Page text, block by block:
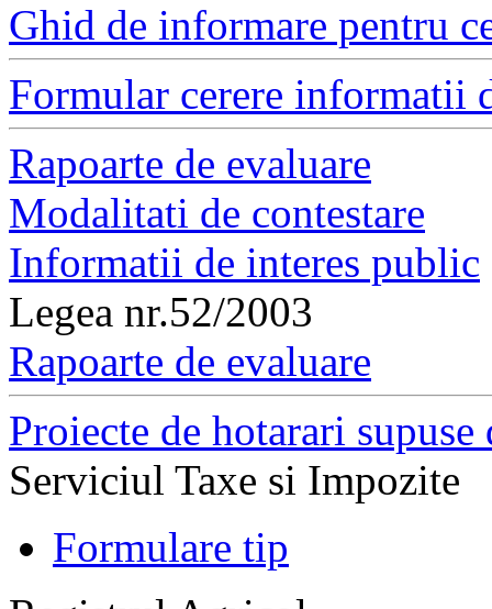
Ghid de informare pentru
Formular cerere informatii
Rapoarte de evaluare
Modalitati de contestare
Informatii de interes public
Legea nr.52/2003
Rapoarte de evaluare
Proiecte de hotarari
Serviciul Taxe si Impozite
Formulare tip